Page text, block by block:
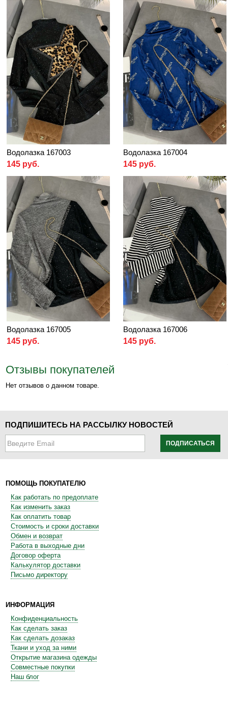
Водолазка 167003
145 руб.
Водолазка 167004
145 руб.
Водолазка 167005
145 руб.
Водолазка 167006
145 руб.
Отзывы покупателей
Нет отзывов о данном товаре.
ПОДПИШИТЕСЬ НА РАССЫЛКУ НОВОСТЕЙ
ПОДПИСАТЬСЯ
ПОМОЩЬ ПОКУПАТЕЛЮ
Как работать по предоплате
Как изменить заказ
Как оплатить товар
Стоимость и сроки доставки
Обмен и возврат
Работа в выходные дни
Договор оферта
Калькулятор доставки
Письмо директору
ИНФОРМАЦИЯ
Конфиденциальность
Как сделать заказ
Как сделать дозаказ
Ткани и уход за ними
Открытие магазина одежды
Совместные покупки
Наш блог